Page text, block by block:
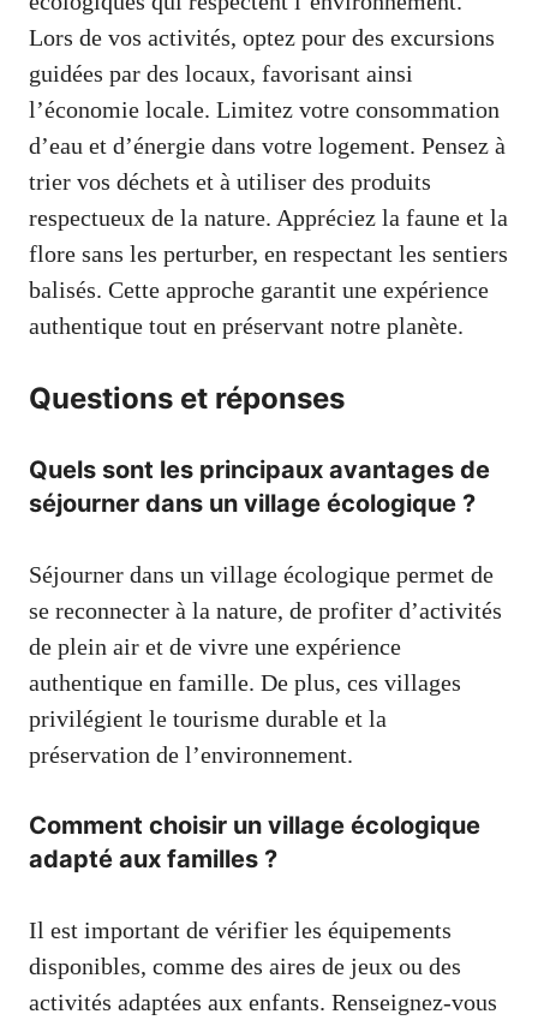
Lors de vos activités, optez pour des excursions
guidées par des locaux, favorisant ainsi
l’économie locale. Limitez votre consommation
d’eau et d’énergie dans votre logement. Pensez à
trier vos déchets et à utiliser des produits
respectueux de la nature. Appréciez la faune et la
flore sans les perturber, en respectant les sentiers
balisés. Cette approche garantit une expérience
authentique tout en préservant notre planète.
Questions et réponses
Quels sont les principaux avantages de
séjourner dans un village écologique ?
Séjourner dans un village écologique permet de
se reconnecter à la nature, de profiter d’activités
de plein air et de vivre une expérience
authentique en famille. De plus, ces villages
privilégient le tourisme durable et la
préservation de l’environnement.
Comment choisir un village écologique
adapté aux familles ?
Il est important de vérifier les équipements
disponibles, comme des aires de jeux ou des
activités adaptées aux enfants. Renseignez-vous